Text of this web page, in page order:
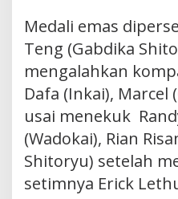
Medali emas
Teng (Gabdika
mengalahkan
Dafa (Inkai), Marcel
usai menekuk
(Wadokai), Rian
Shitoryu) setelah
setimnya Erick